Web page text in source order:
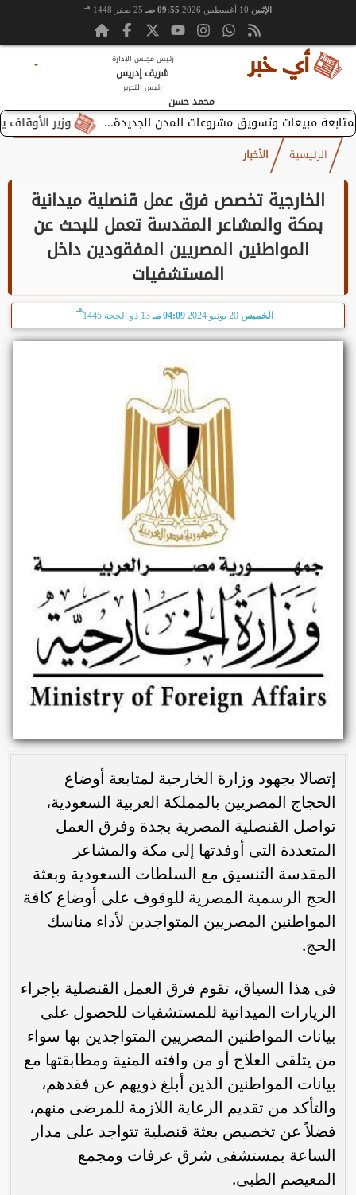
الإثنين 09:55 صـ 25 صفر 1448 هـ
رئيس مجلس الإدارة
شريف إدريس
رئيس التحرير
محمد حسن
-
وزير الأوقاف
الرئيسية الأخبار
الخارجية تخصص فرق عمل قنصلية ميدانية
بمكة والمشاعر المقدسة تعمل للبحث عن
المواطنين المصريين المفقودين داخل
المستشفيات
الخميس 04:09 مـ 13 ذو الحجة 1445
هـ
إتصالا بجهود وزارة الخارجية لمتابعة أوضاع
الحجاج المصريين بالمملكة العربية السعودية،
تواصل القنصلية المصرية بجدة وفرق العمل
المتعددة التى أوفدتها إلى مكة والمشاعر
المقدسة التنسيق مع السلطات السعودية وبعثة
الحج الرسمية المصرية للوقوف على أوضاع كافة
المواطنين المصريين المتواجدين لأداء مناسك
الحج.
فى هذا السياق، تقوم فرق العمل القنصلية بإجراء
الزيارات الميدانية للمستشفيات للحصول على
بيانات المواطنين المصريين المتواجدين بها سواء
من يتلقى العلاج أو من وافته المنية ومطابقتها مع
بيانات المواطنين الذين أبلغ ذويهم عن فقدهم،
والتأكد من تقديم الرعاية اللازمة للمرضى منهم،
فضلاً عن تخصيص بعثة قنصلية تتواجد على مدار
الساعة بمستشفى شرق عرفات ومجمع
المعيصم الطبى.